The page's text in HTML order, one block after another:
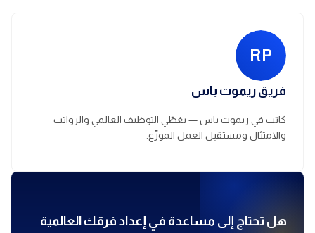
RP
فريق ريموت باس
كاتب في ريموت باس — يغطّي التوظيف العالمي والرواتب
والامتثال ومستقبل العمل الموزّع.
هل تحتاج إلى مساعدة في إعداد فرقك العالمية